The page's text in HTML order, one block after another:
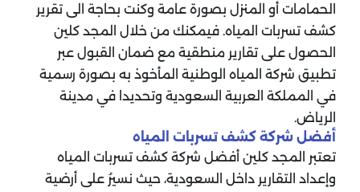
الحمامات أو المنزل بصورة عامة وكنت بحاجة الى تقرير
كشف تسربات المياه. فيمكنك من خلال المجد كلين
الحصول على تقارير منطقية مع ضمان القبول عبر
تطبيق شركة المياه الوطنية المأخوذ به بصورة رسمية
في المملكة العربية السعودية وتحديدا في مدينة
الرياض.
أفضل شركة كشف تسربات المياه
تعتبر المجد كلين أفضل شركة كشف تسربات المياه
وإعداد التقارير داخل السعودية، حيث نسيرُ على أرضية